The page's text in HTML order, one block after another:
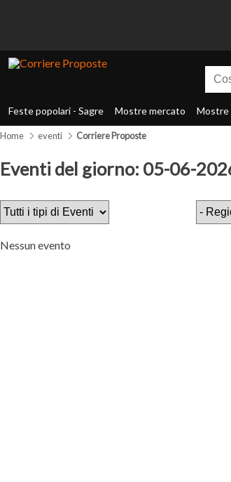
Feste popolari - Sagre Mostre mercato Mostre
Home eventi Corriere Proposte
Eventi del giorno: 05-06-
Nessun evento